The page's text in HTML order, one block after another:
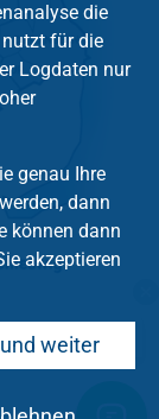
die
für die
Logdaten nur
genau Ihre
dann
können dann
akzeptieren
weiter